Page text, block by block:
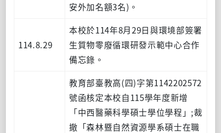
安外加名額3名)。
114.8.29
本校於114年8月29日與環境部簽署
生質物零廢循環研發示範中心合作
備忘錄。
教育部臺教高(四)字第1142202572
號函核定本校自115學年度新增
「中西醫藥科學碩士學位學程」;裁
撤「森林暨自然資源學系碩士在職